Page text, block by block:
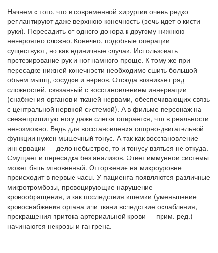
Начнем с того, что в современной хирургии очень редко
реплантируют даже верхнюю конечность (речь идет о кисти
руки). Пересадить от одного донора к другому нижнюю —
невероятно сложно. Конечно, подобные операции
существуют, но как единичные случаи. Использовать
протезирование рук и ног намного проще. К тому же при
пересадке нижней конечности необходимо сшить большой
объем мышц, сосудов и нервов. Отсюда возникает ряд
сложностей, связанный с восстановлением иннервации
(снабжения органов и тканей нервами, обеспечивающих связь
с центральной нервной системой). А в фильме персонаж на
свежепришитую ногу даже слегка опирается, что в реальности
невозможно. Ведь для восстановления опорно-двигательной
функции нужен мышечный тонус. А так как восстановление
иннервации — дело небыстрое, то и тонусу взяться не откуда.
Смущает и пересадка без анализов. Ответ иммунной системы
может быть мгновенный. Отторжение на микроуровне
происходит в первые часы. У пациента появляются различные
микротромбозы, провоцирующие нарушение
кровообращения, и как последствия ишемии (уменьшение
кровоснабжения органа или ткани вследствие ослабления,
прекращения притока артериальной крови — прим. ред.)
начинаются некрозы и гангрена.